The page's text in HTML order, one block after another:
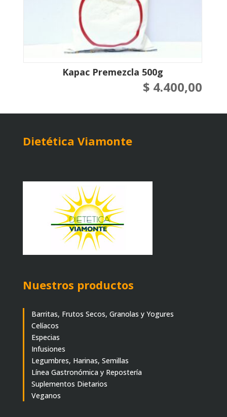
Kapac Premezcla 500g
$ 4.400,00
Dietética Viamonte
Nuestros productos
Barritas, Frutos Secos, Granolas y Yogures
Celíacos
Especias
Infusiones
Legumbres, Harinas, Semillas
Línea Gastronómica y Repostería
Suplementos Dietarios
Veganos